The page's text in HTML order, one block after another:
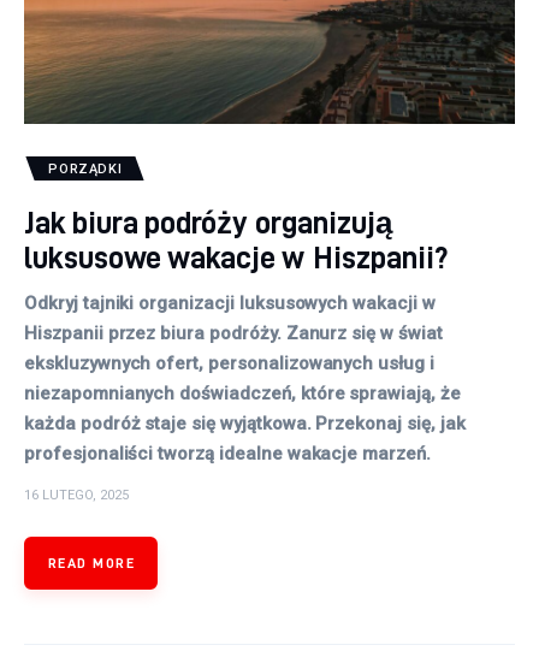
PORZĄDKI
Jak biura podróży organizują
luksusowe wakacje w Hiszpanii?
Odkryj tajniki organizacji luksusowych wakacji w
Hiszpanii przez biura podróży. Zanurz się w świat
ekskluzywnych ofert, personalizowanych usług i
niezapomnianych doświadczeń, które sprawiają, że
każda podróż staje się wyjątkowa. Przekonaj się, jak
profesjonaliści tworzą idealne wakacje marzeń.
16 LUTEGO, 2025
READ MORE